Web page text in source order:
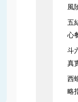
風
五
心
斗
真
西
略